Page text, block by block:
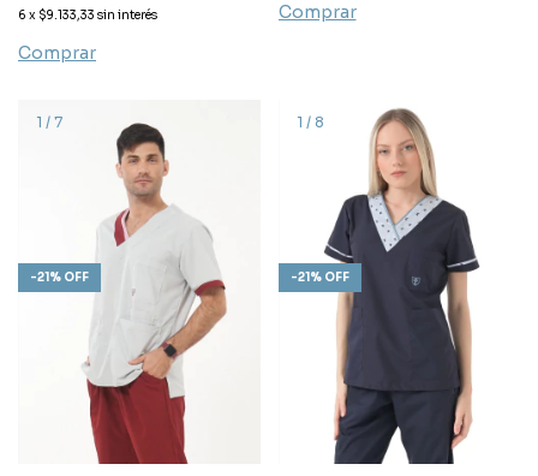
6 x $9.133,33 sin interés
Comprar
Comprar
1 / 7
-21% OFF
1 / 8
-21% OFF